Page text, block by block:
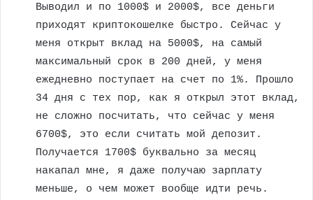
Выводил и по 1000$ и 2000$, все деньги
приходят криптокошелке быстро. Сейчас у
меня открыт вклад на 5000$, на самый
максимальный срок в 200 дней, у меня
ежедневно поступает на счет по 1%. Прошло
34 дня с тех пор, как я открыл этот вклад,
не сложно посчитать, что сейчас у меня
6700$, это если считать мой депозит.
Получается 1700$ буквально за месяц
накапал мне, я даже получаю зарплату
меньше, о чем может вообще идти речь.